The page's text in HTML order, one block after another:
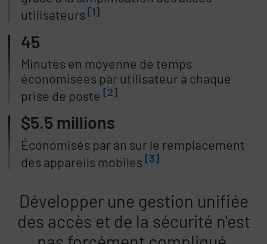
utilisateurs[1]
45
Minutes en moyenne de temps
économisées par utilisateur à chaque
prise de poste [2]
$5.5 millions
Économisés par an sur le remplacement
des appareils mobiles [3]
Développer une gestion unifiée
des accès et de la sécurité n'est